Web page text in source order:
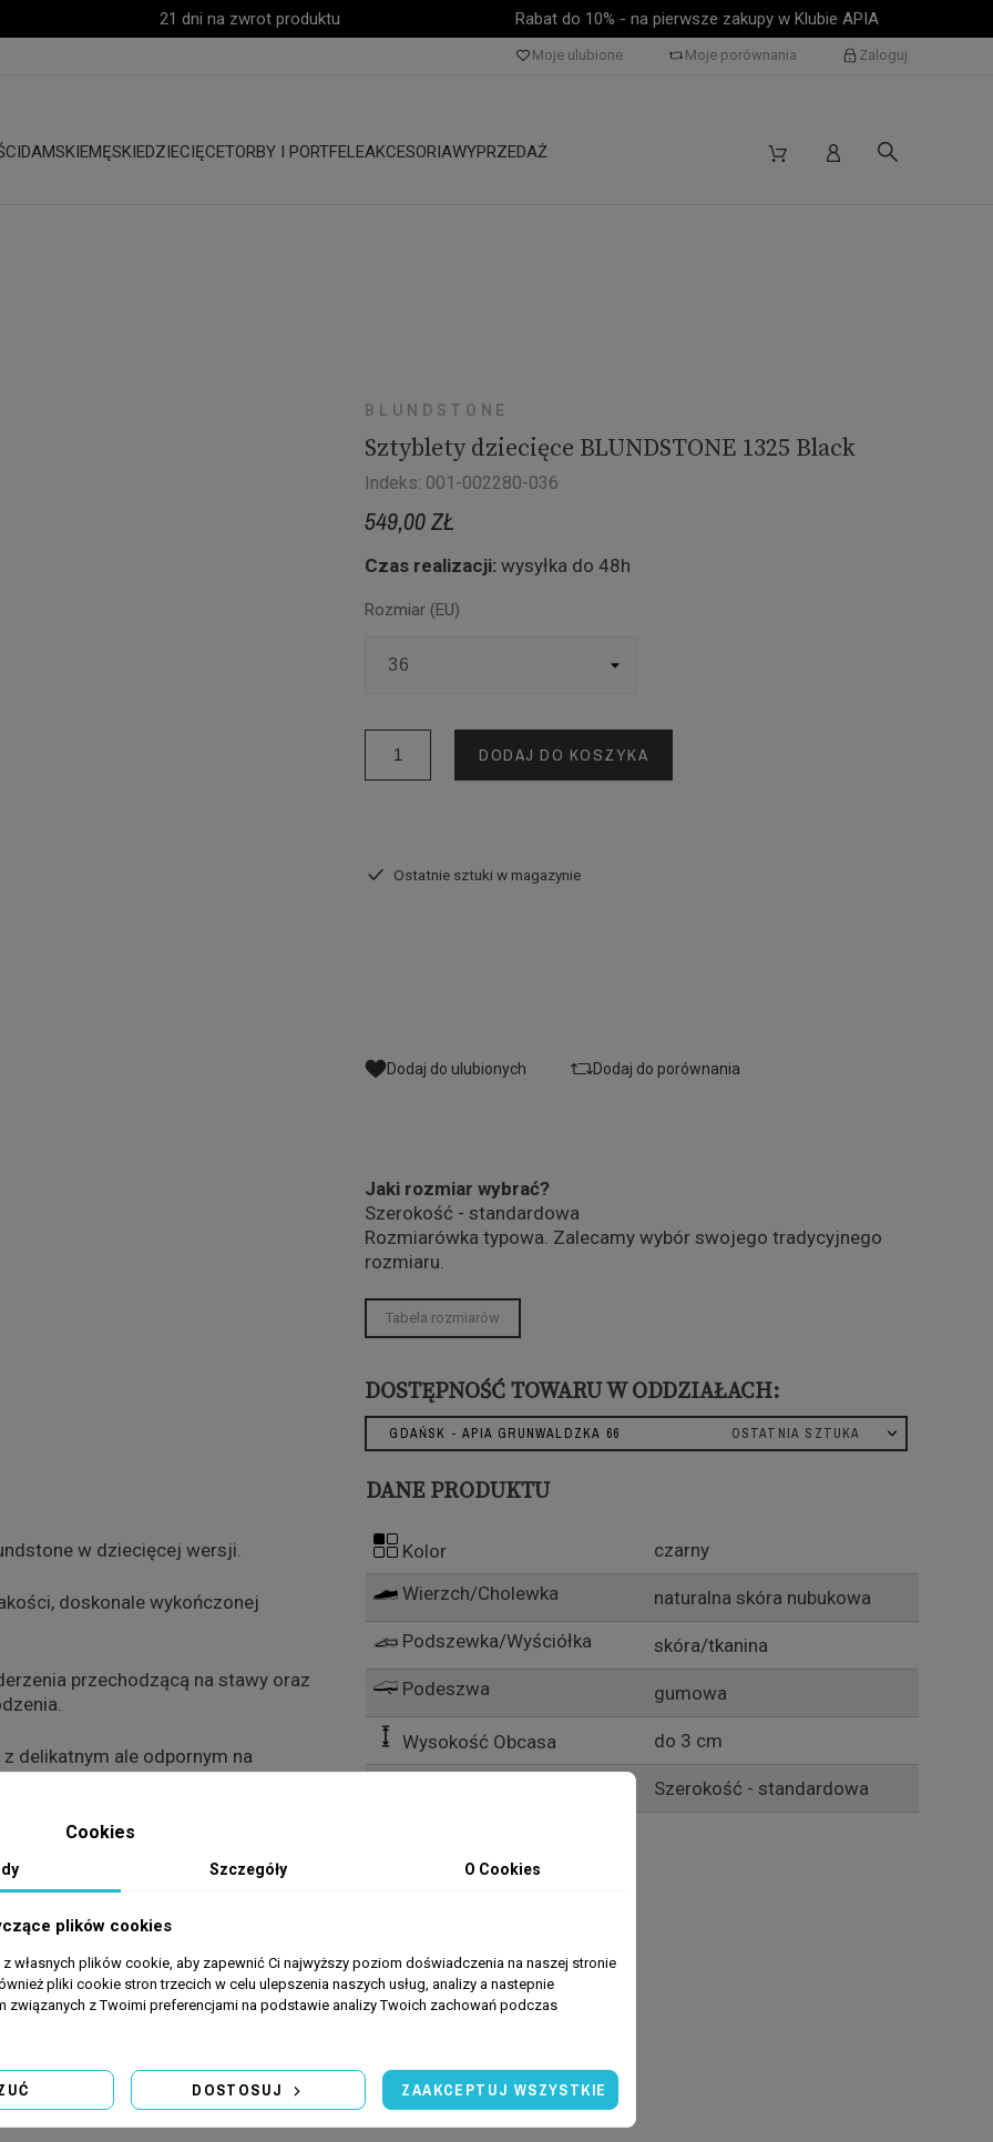
21 dni na zwrot produktu Rabat do 10% - na pierwsze zakupy w Klubie APIA
Moje ulubione Moje porównania Zaloguj
DAMSKIEMĘSKIEDZIECIĘCETORBY I PORTFELEAKCESORIAWYPRZEDAŻ
BLUNDSTONE
Sztyblety dziecięce BLUNDSTONE 1325 Black
Indeks: 001-002280-036
549,00 ZŁ
Czas realizacji: wysyłka do 48h
Rozmiar (EU)
DODAJ DO KOSZYKA
Ostatnie sztuki w magazynie
Dodaj do ulubionych Dodaj do porównania
Jaki rozmiar wybrać?
Szerokość - standardowa
Rozmiarówka typowa. Zalecamy wybór swojego tradycyjnego
rozmiaru.
Tabela rozmiarów
DOSTĘPNOŚĆ TOWARU W ODDZIAŁACH:
GDAŃSK - APIA GRUNWALDZKA 66 OSTATNIA SZTUKA
w dziecięcej wersji.
doskonale wykończonej
przechodzącą na stawy oraz
delikatnym ale odpornym na
z tkaniną.
należy obficie napastować pastą
piachu następnie przetrzeć
ponownie napastować i
DANE PRODUKTU
Kolor
czarny
Wierzch/Cholewka
naturalna skóra nubukowa
Podszewka/Wyściółka
skóra/tkanina
Podeszwa
gumowa
Wysokość Obcasa
do 3 cm
Szerokość - standardowa
Osoba odpowiedzialna za produkt
Cookies
Szczegóły O Cookies
plików cookies
z własnych plików cookie, aby zapewnić Ci najwyższy poziom doświadczenia na naszej stronie
pliki cookie stron trzecich w celu ulepszenia naszych usług, analizy a nastepnie
związanych z Twoimi preferencjami na podstawie analizy Twoich zachowań podczas
DOSTOSUJ ZAAKCEPTUJ WSZYSTKIE